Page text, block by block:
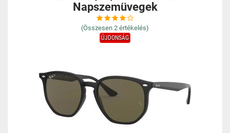
Napszemüvegek
(Összesen 2 értékelés)
ÚJDONSÁG